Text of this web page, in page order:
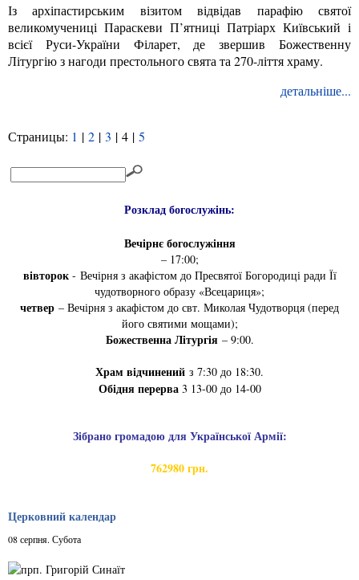
Із архіпастирським візитом відвідав парафію святої
великомучениці Параскеви П’ятниці Патріарх Київський і
всієї Руси-України Філарет, де звершив Божественну
Літургію з нагоди престольного свята та 270-ліття храму.
детальніше...
Страницы: 1 | 2 | 3 | 4 | 5
Розклад богослужінь:
Вечірнє богослужіння
– 17:00;
вівторок- Вечірня з акафістом до Пресвятої Богородиці ради Її
чудотворного образу «Всецариця»;
четвер – Вечірня з акафістом до свт. Миколая Чудотворця (перед
його святими мощами);
Божественна Літургія– 9:00.
Храм відчинений з 7:30 до 18:30.
Обідня перерва3 13-00 до 14-00
Зібрано громадою для Української Армії:
762980 грн.
Церковний календар
08 серпня. Субота